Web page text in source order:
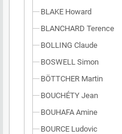
BLAKE Howard
BLANCHARD Terence
BOLLING Claude
BOSWELL Simon
BÖTTCHER Martin
BOUCHÉTY Jean
BOUHAFA Amine
BOURCE Ludovic